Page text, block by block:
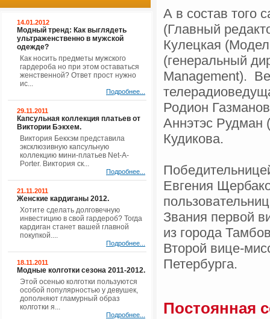
А в состав того
(Главный
Кулецкая
(генеральный
Management).
Родион
Аннэтэс Рудман
Кудикова.
Евгения
Звания первой
из города
Второй вице-
Петербурга.
Постоянная
14.01.2012
Модный тренд: Как выглядеть
ультраженственно в мужской
одежде?
Как носить предметы мужского
гардероба но при этом оставаться
женственной? Ответ прост нужно
ис...
Подробнее...
29.11.2011
Капсульная коллекция платьев от
Виктории Бэкхем.
Виктория Бекхэм представила
эксклюзивную капсульную
коллекцию мини-платьев Net-A-
Porter. Виктория ск...
Подробнее...
21.11.2011
Женские кардиганы 2012.
Хотите сделать долговечную
инвестицию в свой гардероб? Тогда
кардиган станет вашей главной
покупкой....
Подробнее...
18.11.2011
Модные колготки сезона 2011-2012.
Этой осенью колготки пользуются
особой популярностью у девушек,
дополняют гламурный образ
колготки я...
Подробнее...